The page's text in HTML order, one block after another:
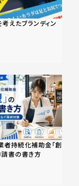
考えたブランディン
者持続化補助金「創
請書の書き方